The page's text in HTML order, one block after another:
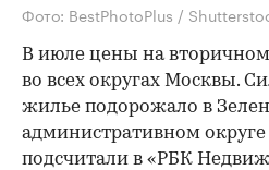
Фото: BestPhotoPlus /
В июле цены на
во всех округах Москвы.
жилье подорожало в
административном
подсчитали в «РБК